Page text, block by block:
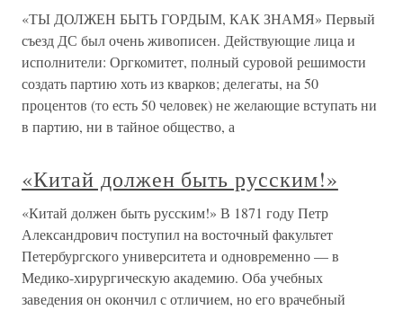
«ТЫ ДОЛЖЕН БЫТЬ ГОРДЫМ, КАК ЗНАМЯ» Первый
съезд ДС был очень живописен. Действующие лица и
исполнители: Оргкомитет, полный суровой решимости
создать партию хоть из кварков; делегаты, на 50
процентов (то есть 50 человек) не желающие вступать ни
в партию, ни в тайное общество, а
«Китай должен быть русским!»
«Китай должен быть русским!» В 1871 году Петр
Александрович поступил на восточный факультет
Петербургского университета и одновременно — в
Медико-хирургическую академию. Оба учебных
заведения он окончил с отличием, но его врачебный